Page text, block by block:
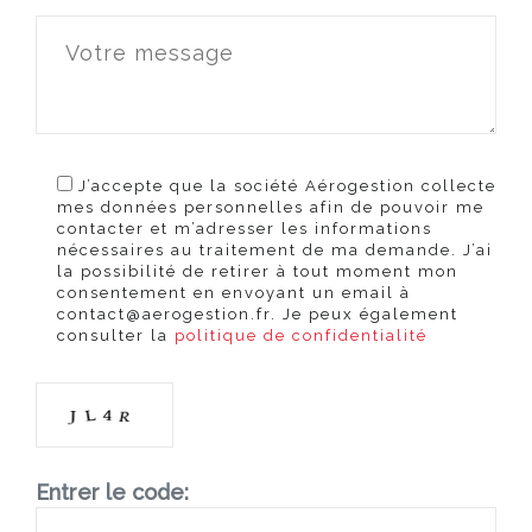
J’accepte que la société Aérogestion collecte
mes données personnelles afin de pouvoir me
contacter et m’adresser les informations
nécessaires au traitement de ma demande. J’ai
la possibilité de retirer à tout moment mon
consentement en envoyant un email à
contact@aerogestion.fr. Je peux également
consulter la politique de confidentialité
Entrer le code: